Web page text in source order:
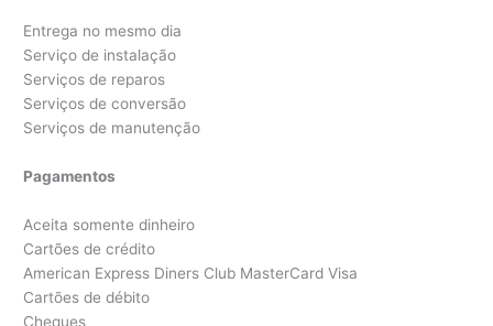
Entrega no mesmo dia
Serviço de instalação
Serviços de reparos
Serviços de conversão
Serviços de manutenção
Pagamentos
Aceita somente dinheiro
Cartões de crédito
American Express Diners Club MasterCard Visa
Cartões de débito
Cheques